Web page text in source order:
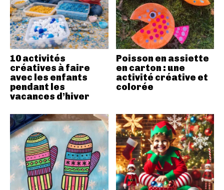
10 activités
créatives à faire
avec les enfants
pendant les
vacances d’hiver
Poisson en assiette
en carton : une
activité créative et
colorée